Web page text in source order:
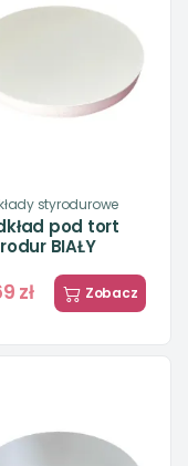
styrodurowe
pod tort
BIAŁY
zł Zobacz